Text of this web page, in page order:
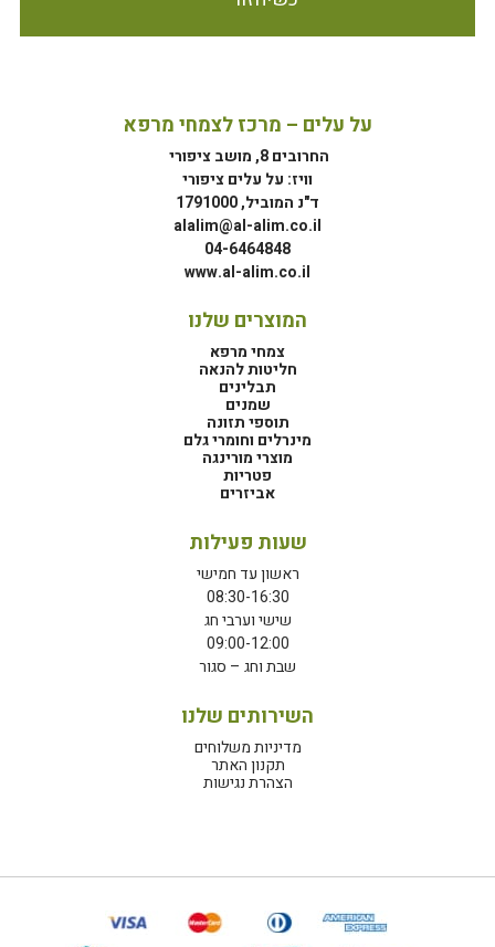
על עלים – מרכז לצמחי מרפא
החרובים 8, מושב ציפורי
וויז: על עלים ציפורי
ד"נ המוביל, 1791000
alalim@al-alim.co.il
04-6464848
www.al-alim.co.il
המוצרים שלנו
צמחי מרפא
חליטות להנאה
תבלינים
שמנים
תוספי תזונה
מינרלים וחומרי גלם
מוצרי מורינגה
פטריות
אביזרים
שעות פעילות
ראשון עד חמישי
08:30-16:30
שישי וערבי חג
09:00-12:00
שבת וחג – סגור
השירותים שלנו
מדיניות משלוחים
תקנון האתר
הצהרת נגישות